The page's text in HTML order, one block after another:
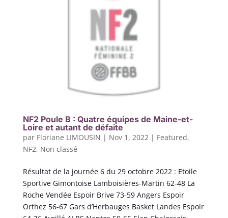
NF2 Poule B : Quatre équipes de Maine-et-
Loire et autant de défaite
par Floriane LIMOUSIN | Nov 1, 2022| Featured,
NF2, Non classé
Résultat de la journée 6 du 29 octobre 2022 : Etoile
Sportive Gimontoise Lamboisières-Martin 62-48 La
Roche Vendée Espoir Brive 73-59 Angers Espoir
Orthez 56-67 Gars d’Herbauges Basket Landes Espoir